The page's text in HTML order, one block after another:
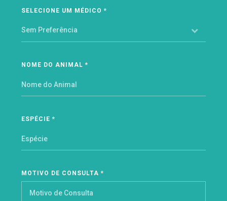
SELECIONE UM MÉDICO *
NOME DO ANIMAL *
ESPÉCIE *
MOTIVO DE CONSULTA *